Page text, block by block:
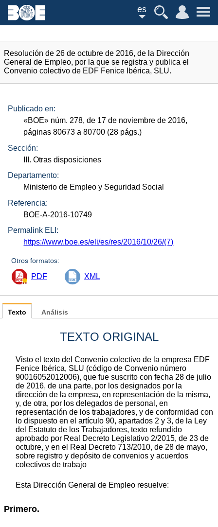
es
Resolución de 26 de octubre de 2016, de la Dirección
General de Empleo, por la que se registra y publica el
Convenio colectivo de EDF Fenice Ibérica, SLU.
Publicado en:
«BOE» núm. 278, de 17 de noviembre de 2016,
páginas 80673 a 80700 (28 págs.)
Sección:
III. Otras disposiciones
Departamento:
Ministerio de Empleo y Seguridad Social
Referencia:
BOE-A-2016-10749
Permalink ELI:
https://www.boe.es/eli/es/res/2016/10/26/(7)
Otros formatos:
PDF XML
Texto
TEXTO ORIGINAL
Visto el texto del Convenio colectivo de la empresa EDF
Fenice Ibérica, SLU (código de Convenio número
90016052012006), que fue suscrito con fecha 28 de julio
de 2016, de una parte, por los designados por la
dirección de la empresa, en representación de la misma,
y, de otra, por los delegados de personal, en
representación de los trabajadores, y de conformidad con
lo dispuesto en el artículo 90, apartados 2 y 3, de la Ley
del Estatuto de los Trabajadores, texto refundido
aprobado por Real Decreto Legislativo 2/2015, de 23 de
octubre, y en el Real Decreto 713/2010, de 28 de mayo,
sobre registro y depósito de convenios y acuerdos
colectivos de trabajo
Esta Dirección General de Empleo resuelve:
Primero.
Análisis